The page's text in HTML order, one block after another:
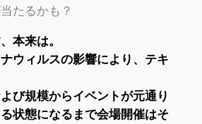
たるかも？
本来は。
ウィルスの影響により、テキ
び規模からイベントが元通り
状態になるまで会場開催はそ